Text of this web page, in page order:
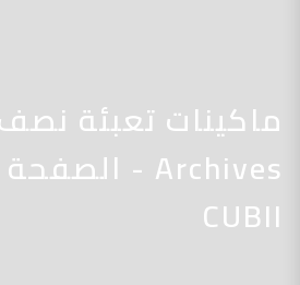
ماكينات تعبئة
CUBII